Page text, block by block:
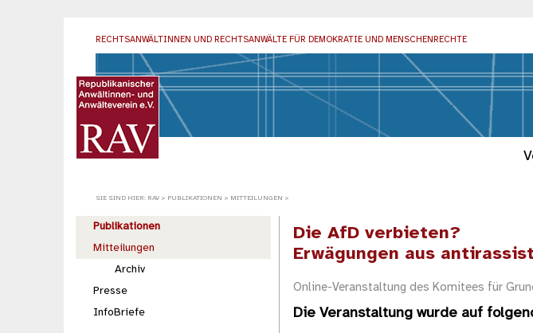
RECHTSANWÄLTINNEN UND RECHTSANWÄLTE FÜR DEMOKRATIE UND MENSCHENRECHTE
SIE SIND HIER: RAV> PUBLIKATIONEN > MITTEILUNGEN >
Publikationen
Mitteilungen
Archiv
Presse
InfoBriefe
Die AfD verbieten?
Erwägungen aus
Online-Veranstaltung des Komitees für
Die Veranstaltung wurde auf